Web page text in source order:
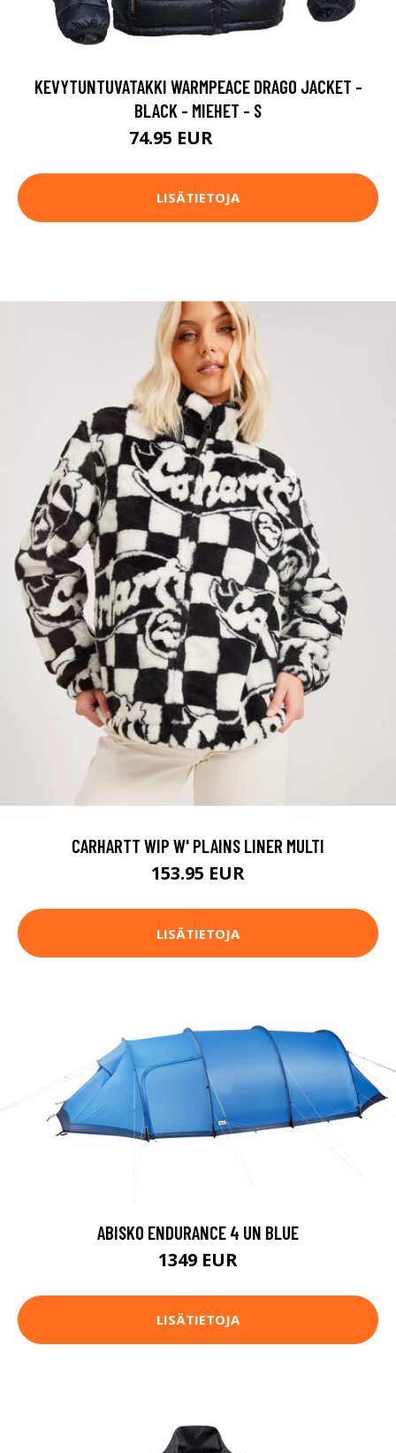
KEVYTUNTUVATAKKI WARMPEACE DRAGO JACKET -
BLACK - MIEHET - S
74.95 EUR
LISÄTIETOJA
CARHARTT WIP W' PLAINS LINER MULTI
153.95 EUR
LISÄTIETOJA
ABISKO ENDURANCE 4 UN BLUE
1349 EUR
LISÄTIETOJA